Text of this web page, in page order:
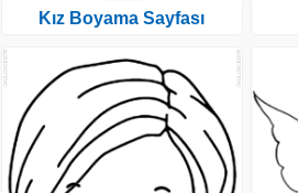
Kız Boyama Sayfası